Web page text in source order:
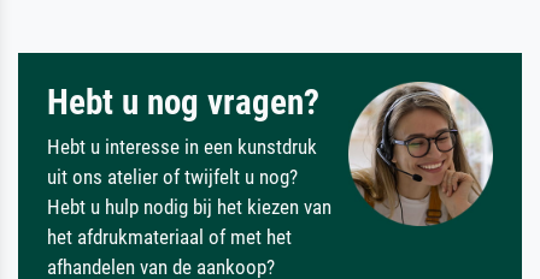
Hebt u nog vragen?
Hebt u interesse in een kunstdruk
uit ons atelier of twijfelt u nog?
Hebt u hulp nodig bij het kiezen van
het afdrukmateriaal of met het
afhandelen van de aankoop?